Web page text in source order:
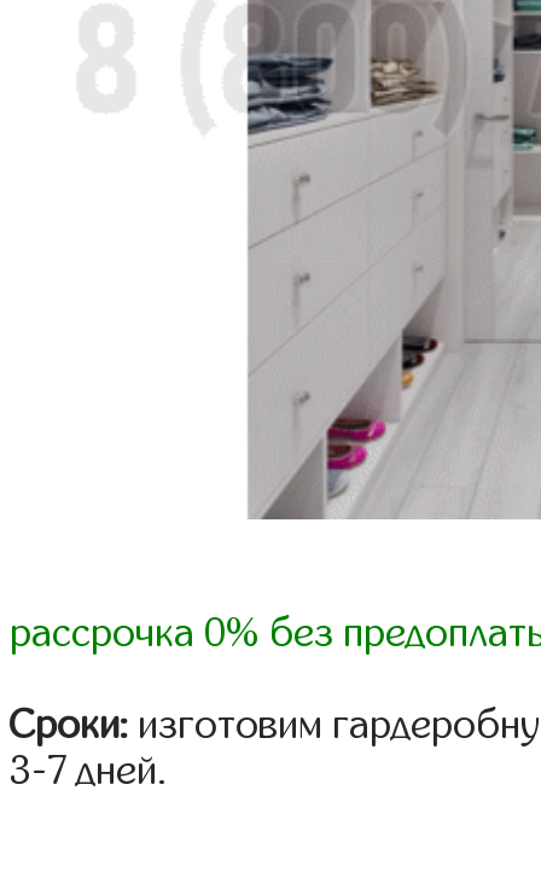
рассрочка 0% без
Сроки: изготовим
3-7 дней.